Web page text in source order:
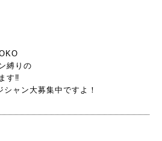
縛りの
す‼️
ャン大募集中ですよ！